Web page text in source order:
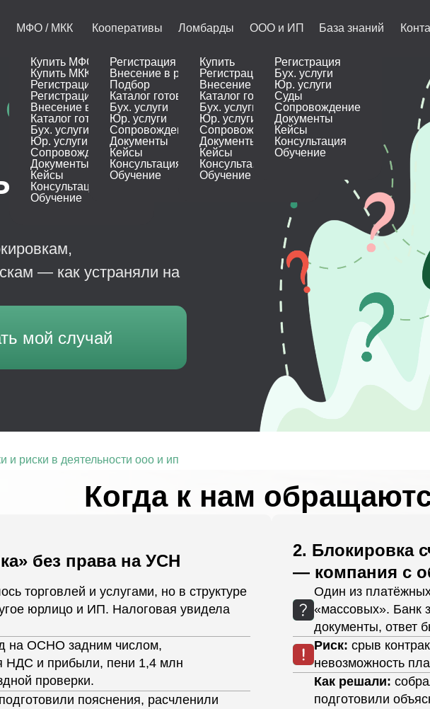
МФО / МКК Кооперативы Ломбарды ООО и ИП База знаний
Купить МФО
Купить МКК
Регистрация МФО
Регистрация МКК
Внесение в реестр
Каталог готовых
Бух. услуги
Юр. услуги
Сопровождение
Документы
Кейсы
Консультация
Обучение
Регистрация
Внесение в реестр
Подбор
Каталог готовых
Бух. услуги
Юр. услуги
Сопровождение
Документы
Кейсы
Консультация
Обучение
Купить
Регистрация
Внесение в реестр
Каталог готовых
Бух. услуги
Юр. услуги
Сопровождение
Документы
Кейсы
Консультация
Обучение
Регистрация
Бух. услуги
Юр. услуги
Суды
Сопровождение
Документы
Кейсы
Консультация
Обучение
ОШИБКИИ
ОООИ
— как устраняли на
мой случай
и риски в деятельности ооо и ип
Когда к нам
без права на УСН
торговлей и услугами, но в структуре
юрлицо и ИП. Налоговая увидела
на ОСНО задним числом,
НДС и прибыли, пени 1,4 млн
проверки.
подготовили пояснения, расчленили
2. Блокировка
— компания с
Один из платёжных
«массовых». Банк
документы, ответ
Риск: срыв
невозможность
Как решали:
подготовили